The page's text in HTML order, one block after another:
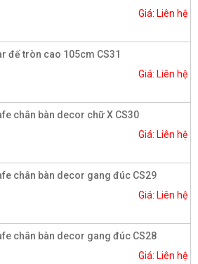
Giá: Liên hệ
đế tròn cao 105cm CS31
Giá: Liên hệ
chân bàn decor chữ X CS30
Giá: Liên hệ
chân bàn decor gang đúc CS29
Giá: Liên hệ
chân bàn decor gang đúc CS28
Giá: Liên hệ